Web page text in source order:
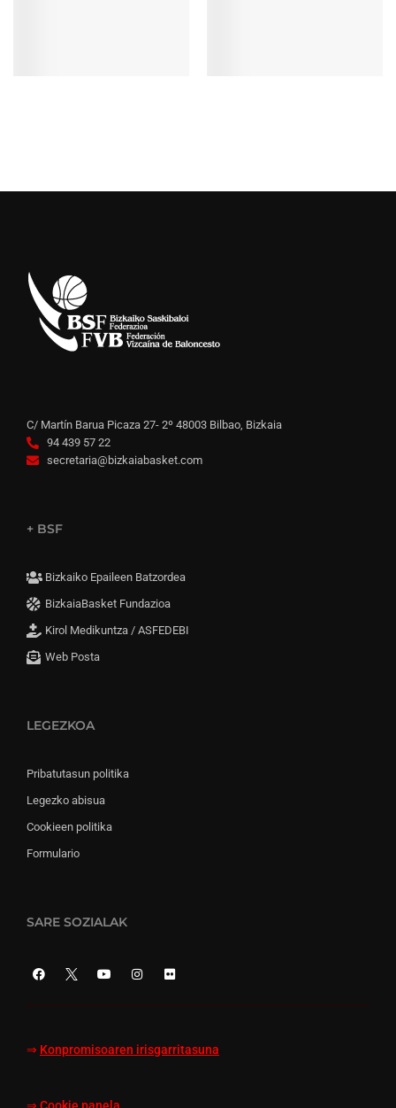
C/ Martín Barua Picaza 27- 2º 48003 Bilbao, Bizkaia
94 439 57 22
secretaria@bizkaiabasket.com
+ BSF
Bizkaiko Epaileen Batzordea
BizkaiaBasket Fundazioa
Kirol Medikuntza / ASFEDEBI
Web Posta
LEGEZKOA
Pribatutasun politika
Legezko abisua
Cookieen politika
Formulario
SARE SOZIALAK
⇒ Konpromisoaren irisgarritasuna